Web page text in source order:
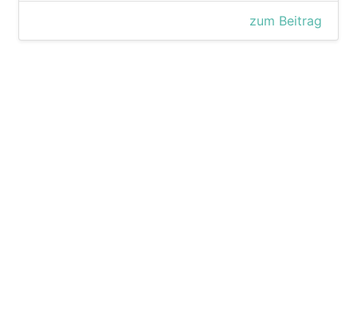
zum Beitrag